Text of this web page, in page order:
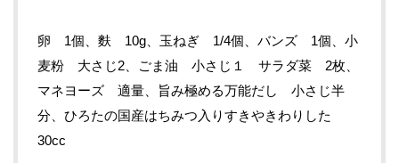
卵 1個、麩 10g、玉ねぎ 1/4個、バンズ 1個、小
麦粉 大さじ2、ごま油 小さじ１ サラダ菜 2枚、
マネヨーズ 適量、旨み極める万能だし 小さじ半
分、ひろたの国産はちみつ入りすきやきわりした
30cc